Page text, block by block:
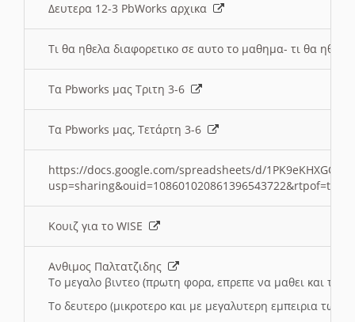
Δευτερα 12-3 PbWorks αρχικα
Τι θα ηθελα διαφορετικο σε αυτο το μαθημα- τι θα
Τα Pbworks μας Τριτη 3-6
Τα Pbworks μας, Τετάρτη 3-6
https://docs.google.com/spreadsheets/d/
Κουιζ για το WISE
Ανθιμος Παλτατζιδης
Το μεγαλο βιντεο (πρωτη φορα, επρεπε να μαθει και το
Το δευτερο (μικροτερο και με μεγαλυτερη εμπειρια